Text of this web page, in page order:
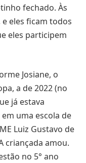
fechado. Às
eles ficam todos
eles participem
Josiane, o
a de 2022 (no
já estava
uma escola de
Luiz Gustavo de
criançada amou.
no 5° ano